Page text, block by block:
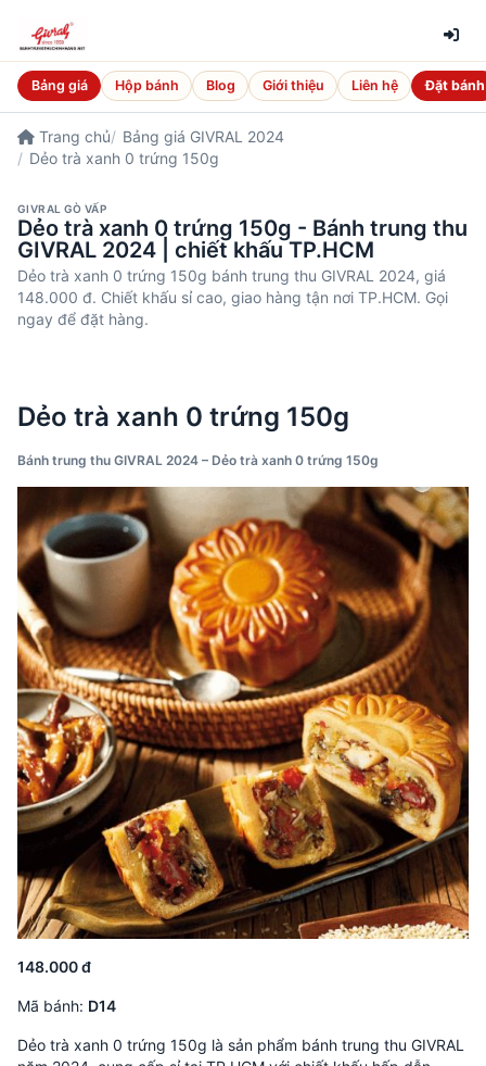
Bảng giá Hộp bánh Blog Giới thiệu Liên hệ Đặt bánh
Trang chủ
Bảng giá GIVRAL 2024
Dẻo trà xanh 0 trứng 150g
GIVRAL GÒ VẤP
Dẻo trà xanh 0 trứng 150g - Bánh trung thu
GIVRAL 2024 | chiết khấu TP.HCM
Dẻo trà xanh 0 trứng 150g bánh trung thu GIVRAL 2024, giá
148.000 đ. Chiết khấu sỉ cao, giao hàng tận nơi TP.HCM. Gọi
ngay để đặt hàng.
Dẻo trà xanh 0 trứng 150g
Bánh trung thu GIVRAL 2024 – Dẻo trà xanh 0 trứng 150g
148.000 đ
Mã bánh: D14
Dẻo trà xanh 0 trứng 150g là sản phẩm bánh trung thu GIVRAL